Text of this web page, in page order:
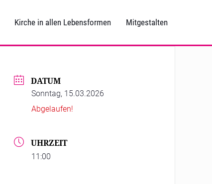
Kirche in allen Lebensformen Mitgestalten
DATUM
Sonntag, 15.03.2026
Abgelaufen!
UHRZEIT
11:00